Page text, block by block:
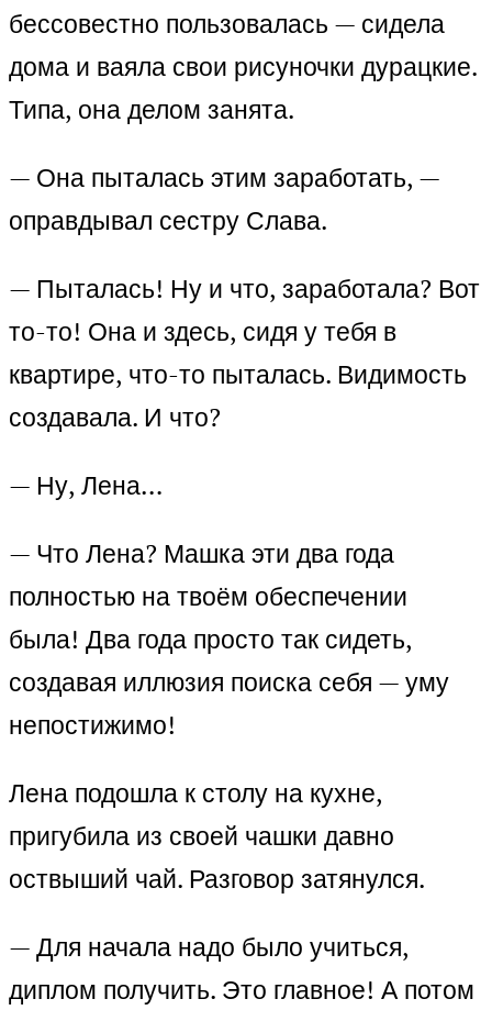
бессовестно пользовалась — сидела
дома и ваяла свои рисуночки дурацкие.
Типа, она делом занята.
— Она пыталась этим заработать, —
оправдывал сестру Слава.
— Пыталась! Ну и что, заработала? Вот
то-то! Она и здесь, сидя у тебя в
квартире, что-то пыталась. Видимость
создавала. И что?
— Ну, Лена…
— Что Лена? Машка эти два года
полностью на твоём обеспечении
была! Два года просто так сидеть,
создавая иллюзия поиска себя — уму
непостижимо!
Лена подошла к столу на кухне,
пригубила из своей чашки давно
оствыший чай. Разговор затянулся.
— Для начала надо было учиться,
диплом получить. Это главное! А потом